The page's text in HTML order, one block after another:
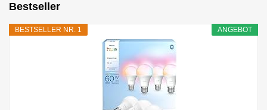
Bestseller
ANGEBOT
BESTSELLER NR. 1